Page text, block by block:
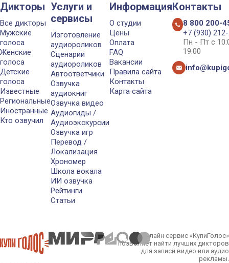
Дикторы
Все дикторы
Мужские
голоса
Женские
голоса
Детские
голоса
Известные
Региональные
Иностранные
Кто озвучил
Услуги и
сервисы
Изготовление
аудиороликов
Сценарии
аудиороликов
Автоответчики
Озвучка
аудиокниг
Озвучка видео
Аудиогиды /
Аудиоэкскурсии
Озвучка игр
Перевод /
Локализация
Хрономер
Школа вокала
ИИ озвучка
Рейтинги
Статьи
Информация
О студии
Цены
Оплата
FAQ
Вакансии
Правила сайта
Контакты
Карта сайта
Контакты
8 800 200-
+7 (930)
Пн - Пт с
19:00
Онлайн сервис «КупиГолос»
позволяет найти лучших дикторов
для записи видео или аудио
рекламы.